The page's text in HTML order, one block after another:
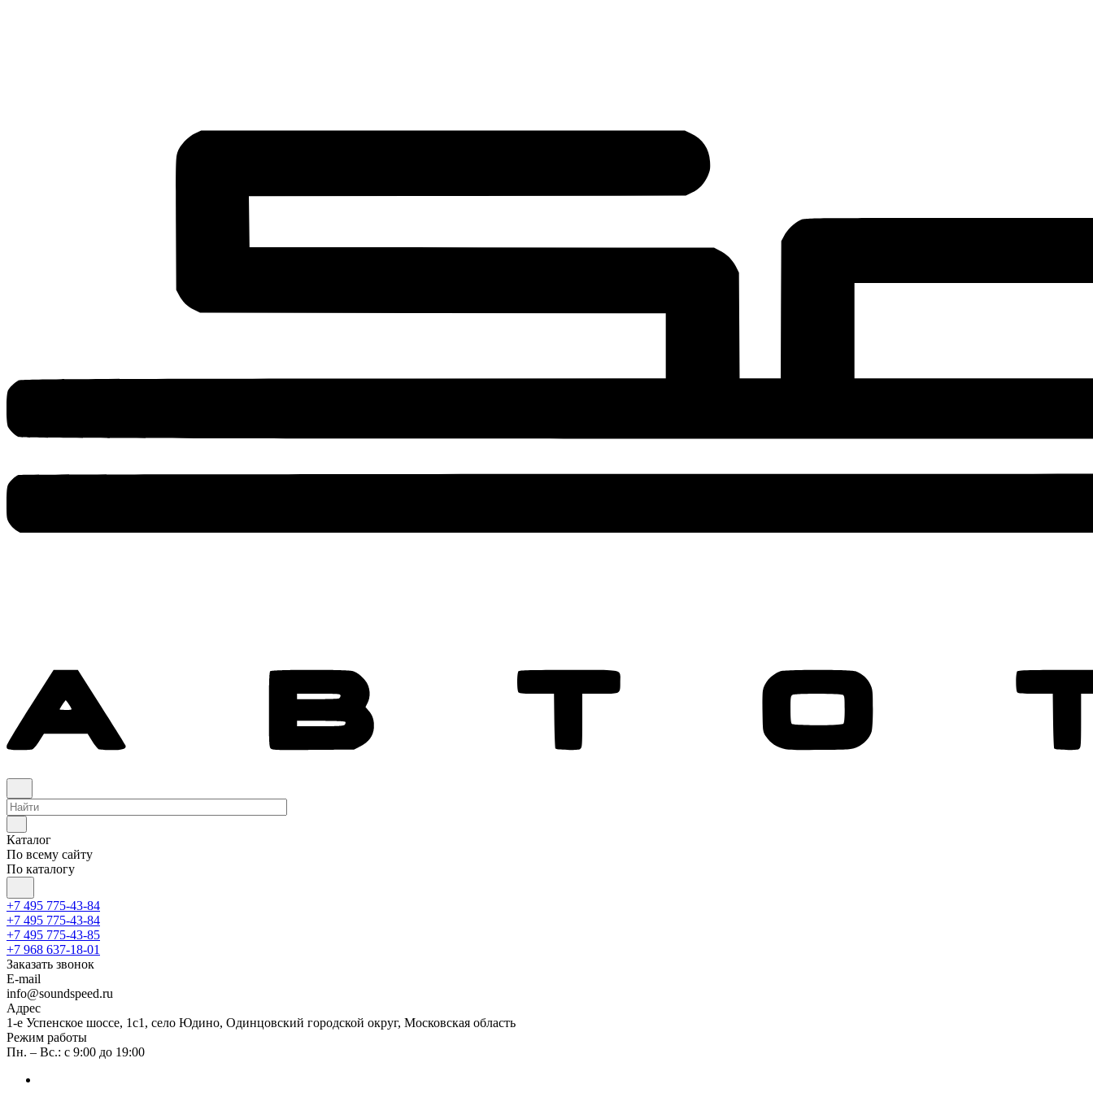
Каталог
По всему сайту
По каталогу
+7 495 775-43-84
+7 495 775-43-84
+7 495 775-43-85
+7 968 637-18-01
Заказать звонок
E-mail
info@soundspeed.ru
Адрес
1-е Успенское шоссе, 1с1, село Юдино, Одинцовский городской округ, Московская область
Режим работы
Пн. – Вс.: с 9:00 до 19:00